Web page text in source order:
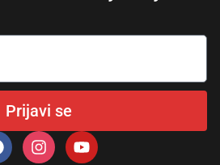
Prijavi se